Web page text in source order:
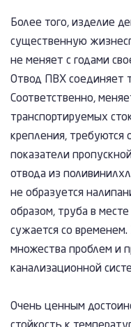
Более того, изделие
существенную
не меняет с годами
Отвод ПВХ соединяет
Соответственно,
транспортируемых
крепления, требуются
показатели
отвода из
не образуется
образом, труба в
сужается со
множества проблем и
канализационной
Очень ценным